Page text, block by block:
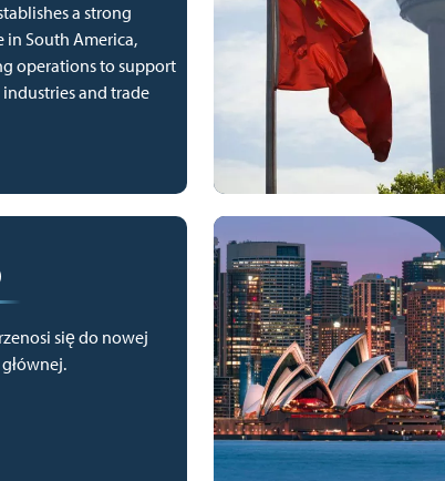
a strong
in South America,
operations to support
and trade
się do nowej